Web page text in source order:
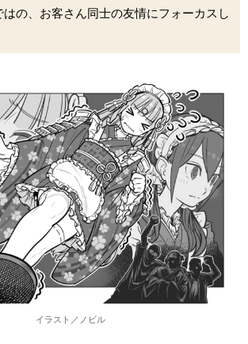
はの、お客さん同士の友情にフォーカスし
イラスト／ノビル